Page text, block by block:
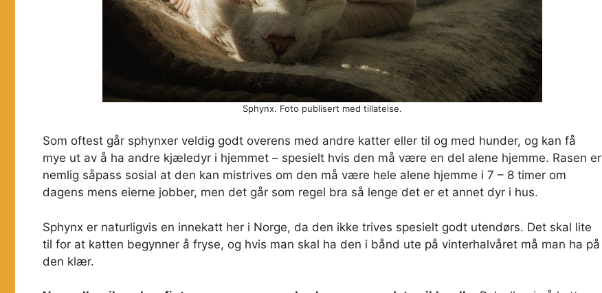
Sphynx. Foto publisert med tillatelse.
Som oftest går sphynxer veldig godt overens med andre katter eller til og med hunder, og kan få
mye ut av å ha andre kjæledyr i hjemmet – spesielt hvis den må være en del alene hjemme. Rasen er
nemlig såpass sosial at den kan mistrives om den må være hele alene hjemme i 7 – 8 timer om
dagens mens eierne jobber, men det går som regel bra så lenge det er et annet dyr i hus.
Sphynx er naturligvis en innekatt her i Norge, da den ikke trives spesielt godt utendørs. Det skal lite
til for at katten begynner å fryse, og hvis man skal ha den i bånd ute på vinterhalvåret må man ha på
den klær.